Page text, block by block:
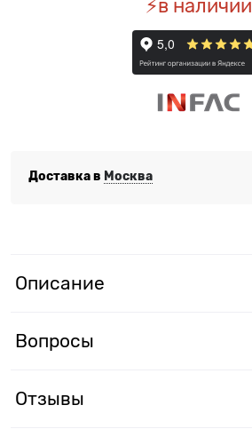
⚡️в наличии
Доставка в Москва
Описание
Вопросы
Отзывы